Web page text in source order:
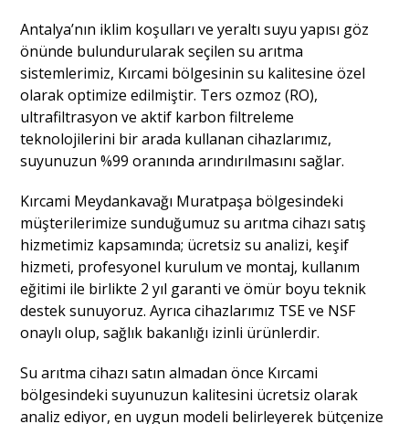
Antalya’nın iklim koşulları ve yeraltı suyu yapısı göz
önünde bulundurularak seçilen su arıtma
sistemlerimiz, Kırcami bölgesinin su kalitesine özel
olarak optimize edilmiştir. Ters ozmoz (RO),
ultrafiltrasyon ve aktif karbon filtreleme
teknolojilerini bir arada kullanan cihazlarımız,
suyunuzun %99 oranında arındırılmasını sağlar.
Kırcami Meydankavağı Muratpaşa bölgesindeki
müşterilerimize sunduğumuz su arıtma cihazı satış
hizmetimiz kapsamında; ücretsiz su analizi, keşif
hizmeti, profesyonel kurulum ve montaj, kullanım
eğitimi ile birlikte 2 yıl garanti ve ömür boyu teknik
destek sunuyoruz. Ayrıca cihazlarımız TSE ve NSF
onaylı olup, sağlık bakanlığı izinli ürünlerdir.
Su arıtma cihazı satın almadan önce Kırcami
bölgesindeki suyunuzun kalitesini ücretsiz olarak
analiz ediyor, en uygun modeli belirleyerek bütçenize